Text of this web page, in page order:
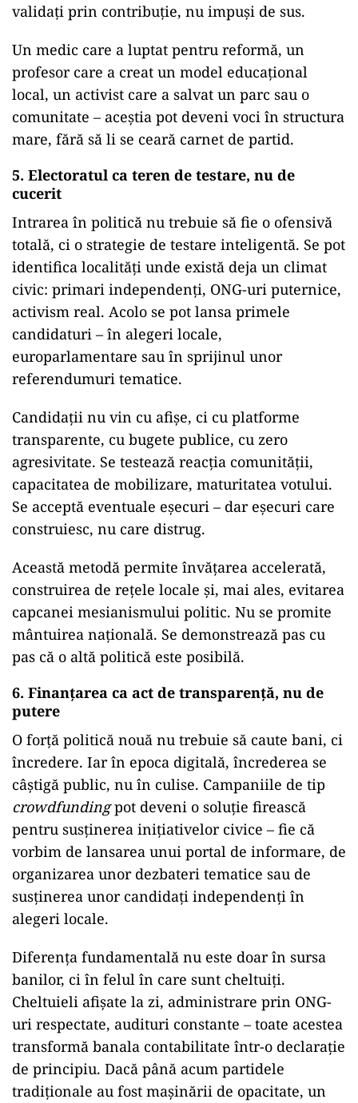
validați prin contribuție, nu impuși de sus.
Un medic care a luptat pentru reformă, un
profesor care a creat un model educațional
local, un activist care a salvat un parc sau o
comunitate – aceștia pot deveni voci în structura
mare, fără să li se ceară carnet de partid.
5. Electoratul ca teren de testare, nu de
cucerit
Intrarea în politică nu trebuie să fie o ofensivă
totală, ci o strategie de testare inteligentă. Se pot
identifica localități unde există deja un climat
civic: primari independenți, ONG-uri puternice,
activism real. Acolo se pot lansa primele
candidaturi – în alegeri locale,
europarlamentare sau în sprijinul unor
referendumuri tematice.
Candidații nu vin cu afișe, ci cu platforme
transparente, cu bugete publice, cu zero
agresivitate. Se testează reacția comunității,
capacitatea de mobilizare, maturitatea votului.
Se acceptă eventuale eșecuri – dar eșecuri care
construiesc, nu care distrug.
Această metodă permite învățarea accelerată,
construirea de rețele locale și, mai ales, evitarea
capcanei mesianismului politic. Nu se promite
mântuirea națională. Se demonstrează pas cu
pas că o altă politică este posibilă.
6. Finanțarea ca act de transparență, nu de
putere
O forță politică nouă nu trebuie să caute bani, ci
încredere. Iar în epoca digitală, încrederea se
câștigă public, nu în culise. Campaniile de tip
crowdfundingpot deveni o soluție firească
pentru susținerea inițiativelor civice – fie că
vorbim de lansarea unui portal de informare, de
organizarea unor dezbateri tematice sau de
susținerea unor candidați independenți în
alegeri locale.
Diferența fundamentală nu este doar în sursa
banilor, ci în felul în care sunt cheltuiți.
Cheltuieli afișate la zi, administrare prin ONG-
uri respectate, audituri constante – toate acestea
transformă banala contabilitate într-o declarație
de principiu. Dacă până acum partidele
tradiționale au fost mașinării de opacitate, un